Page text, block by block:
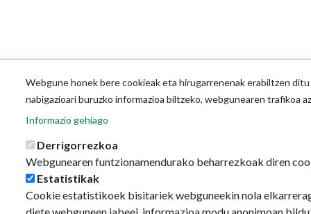
Webgune honek bere cookieak eta hirugarrenenak erabiltzen
nabigazioari buruzko informazioa biltzeko, webgunearen trafikoa
Informazio gehiago
Derrigorrezkoa
Webgunearen funtzionamendurako beharrezkoak diren
Estatistikak
Cookie estatistikoek bisitariek webguneekin nola